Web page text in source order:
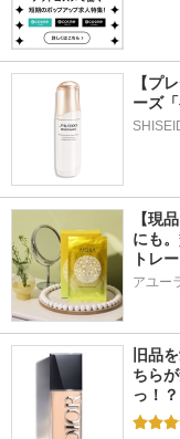
【プ
ーズ
【現
にも
トレ
アユー
旧品
ちら
っ！